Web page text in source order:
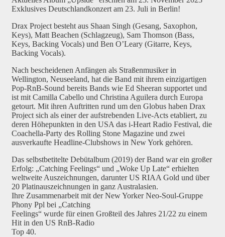
Exklusives Deutschlandkonzert am 23. Juli in Berlin!
Drax Project besteht aus Shaan Singh (Gesang, Saxophon,
Keys), Matt Beachen (Schlagzeug), Sam Thomson (Bass,
Keys, Backing Vocals) und Ben O’Leary (Gitarre, Keys,
Backing Vocals).
Nach bescheidenen Anfängen als Straßenmusiker in
Wellington, Neuseeland, hat die Band mit ihrem einzigartigen
Pop-RnB-Sound bereits Bands wie Ed Sheeran supportet und
ist mit Camilla Cabello und Christina Aguilera durch Europa
getourt. Mit ihren Auftritten rund um den Globus haben Drax
Project sich als einer der aufstrebenden Live-Acts etabliert, zu
deren Höhepunkten in den USA das i-Heart Radio Festival, die
Coachella-Party des Rolling Stone Magazine und zwei
ausverkaufte Headline-Clubshows in New York gehören.
Das selbstbetitelte Debütalbum (2019) der Band war ein großer
Erfolg: „Catching Feelings“ und „Woke Up Late“ erhielten
weltweite Auszeichnungen, darunter US RIAA Gold und über
20 Platinauszeichnungen in ganz Australasien.
Ihre Zusammenarbeit mit der New Yorker Neo-Soul-Gruppe
Phony Ppl bei „Catching
Feelings“ wurde für einen Großteil des Jahres 21/22 zu einem
Hit in den US RnB-Radio
Top 40.